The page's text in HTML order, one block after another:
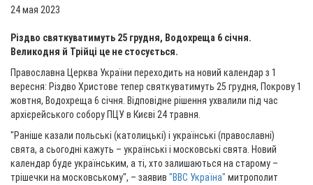
24 мая 2023
Різдво святкуватимуть 25 грудня, Водохреща 6 січня.
Великодня й Трійці це не стосується.
Православна Церква України переходить на новий календар з 1
вересня: Різдво Христове тепер святкуватимуть 25 грудня, Покрову 1
жовтня, Водохреща 6 січня. Відповідне рішення ухвалили під час
архієрейського собору ПЦУ в Києві 24 травня.
"Раніше казали польські (католицькі) і українські (православні)
свята, а сьогодні кажуть – українські і московські свята. Новий
календар буде українським, а ті, хто залишаються на старому –
трішечки на московському", – заявив "ВВС Україна" митрополит